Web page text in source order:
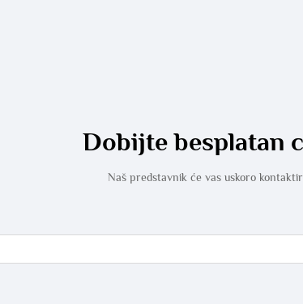
Dobijte besplatan
Naš predstavnik će vas uskoro